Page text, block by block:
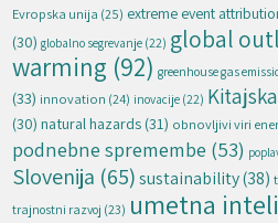
Evropska unija (25) extreme event
(30) globalno segrevanje (22) global
warming (92) greenhouse gas
(33) innovation (24) inovacije (22) Kitajska
(30) natural hazards (31) obnovljivi viri
podnebne spremembe (53)
Slovenija (65) sustainability(38)
trajnostni razvoj (23) umetna